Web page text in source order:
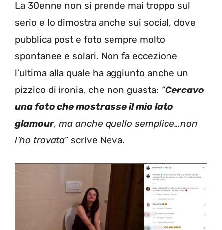
La 30enne non si prende mai troppo sul
serio e lo dimostra anche sui social, dove
pubblica post e foto sempre molto
spontanee e solari. Non fa eccezione
l’ultima alla quale ha aggiunto anche un
pizzico di ironia, che non guasta: “Cercavo
una foto che mostrasse il mio lato
glamour, ma anche quello semplice…non
l’ho trovata” scrive Neva.